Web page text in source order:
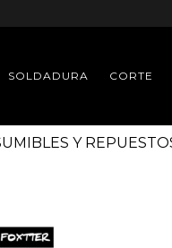
SOLDADURA CORTE
Y